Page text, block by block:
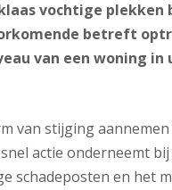
vochtige
betreft
van een woning
van stijging
actie onderneemt
schadeposten en het